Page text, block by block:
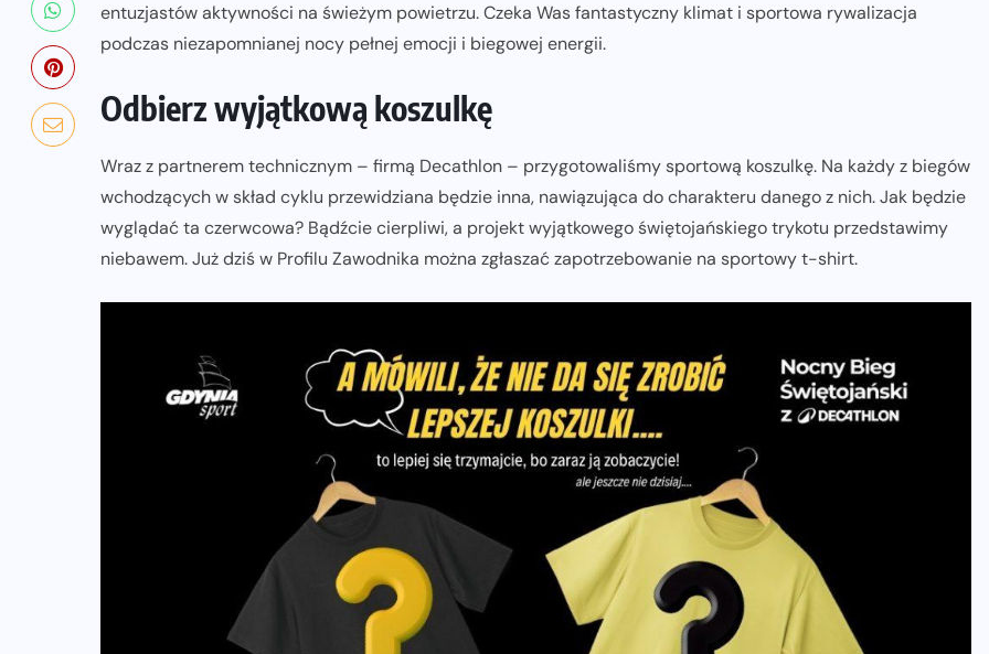
entuzjastów aktywności na świeżym powietrzu. Czeka Was fantastyczny klimat i sportowa rywalizacja
podczas niezapomnianej nocy pełnej emocji i biegowej energii.
Odbierz wyjątkową koszulkę
Wraz z partnerem technicznym – firmą Decathlon – przygotowaliśmy sportową koszulkę. Na każdy z biegów
wchodzących w skład cyklu przewidziana będzie inna, nawiązująca do charakteru danego z nich. Jak będzie
wyglądać ta czerwcowa? Bądźcie cierpliwi, a projekt wyjątkowego świętojańskiego trykotu przedstawimy
niebawem. Już dziś w Profilu Zawodnika można zgłaszać zapotrzebowanie na sportowy t-shirt.
NADCHODZĄCE IMPREZY WYDARZENIA
ZAPOWIEDZI IMPREZ